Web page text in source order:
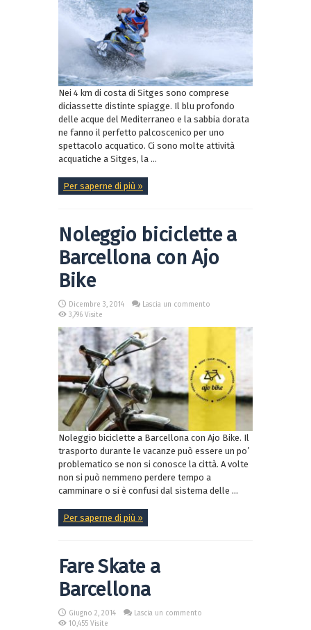
Nei 4 km di costa di Sitges sono comprese
diciassette distinte spiagge. Il blu profondo
delle acque del Mediterraneo e la sabbia dorata
ne fanno il perfetto palcoscenico per uno
spettacolo acquatico. Ci sono molte attività
acquatiche a Sitges, la ...
Per saperne di più »
Noleggio biciclette a
Barcellona con Ajo
Bike
Dicembre 3, 2014
Lascia un commento
3,796 Visite
Noleggio biciclette a Barcellona con Ajo Bike. Il
trasporto durante le vacanze può essere un po’
problematico se non si conosce la città. A volte
non si può nemmeno perdere tempo a
camminare o si è confusi dal sistema delle ...
Per saperne di più »
Fare Skate a
Barcellona
Giugno 2, 2014
Lascia un commento
10,455 Visite